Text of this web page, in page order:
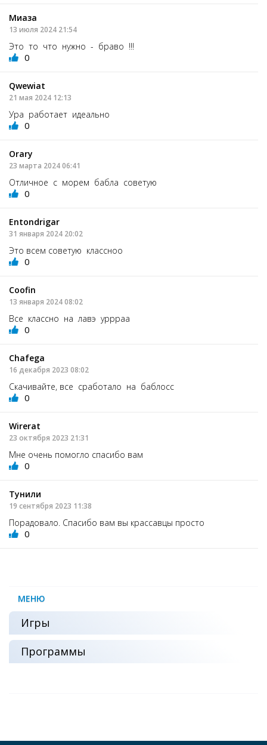
Миаза
13 июля 2024 21:54
Это то что нужно - браво !!!
0
Qwewiat
21 мая 2024 12:13
Ура работает идеально
0
Orary
23 марта 2024 06:41
Отличное с морем бабла советую
0
Entondrigar
31 января 2024 20:02
Это всем советую классноо
0
Coofin
13 января 2024 08:02
Все классно на лавэ уррраа
0
Chafega
16 декабря 2023 08:02
Скачивайте, все сработало на баблосс
0
Wirerat
23 октября 2023 21:31
Мне очень помогло спасибо вам
0
Тунили
19 сентября 2023 11:38
Порадовало. Спасибо вам вы крассавцы просто
0
МЕНЮ
Игры
Программы